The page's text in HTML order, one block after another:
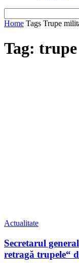
Home Tags Trupe
Tag:
Actualitate
Secretarul
retragă trupele“